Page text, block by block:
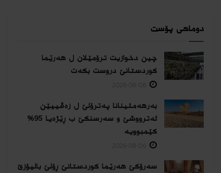
دوماهی پۆست
چین دخوازیت ترۆمێلان ل هەرێما
كوردستانێ دروست بكەت
بەرهەمئینانا په‌ترۆلێ ل زه‌ڤییێن
ئەترووشێ و سەرسنكێ ب ڕێژەیا 95%
كێمبوویە
سەرۆکێ هەرێما کوردستانێ ڕۆلێ بالیۆزێ